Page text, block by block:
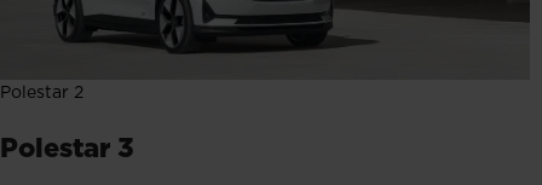
Polestar 2
Polestar 3